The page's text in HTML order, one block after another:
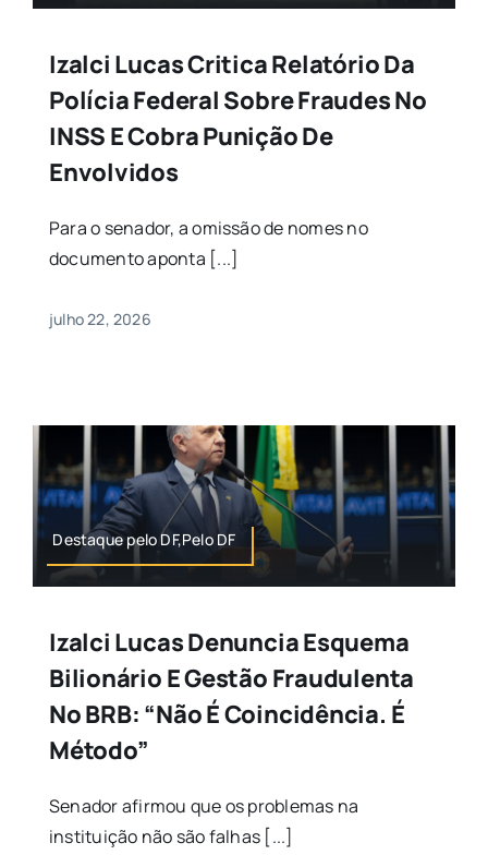
Izalci Lucas Critica Relatório Da
Polícia Federal Sobre Fraudes No
INSS E Cobra Punição De
Envolvidos
Para o senador, a omissão de nomes no
documento aponta [...]
julho 22, 2026
Destaque pelo DF,Pelo DF
Izalci Lucas Denuncia Esquema
Bilionário E Gestão Fraudulenta
No BRB: “Não É Coincidência. É
Método”
Senador afirmou que os problemas na
instituição não são falhas [...]